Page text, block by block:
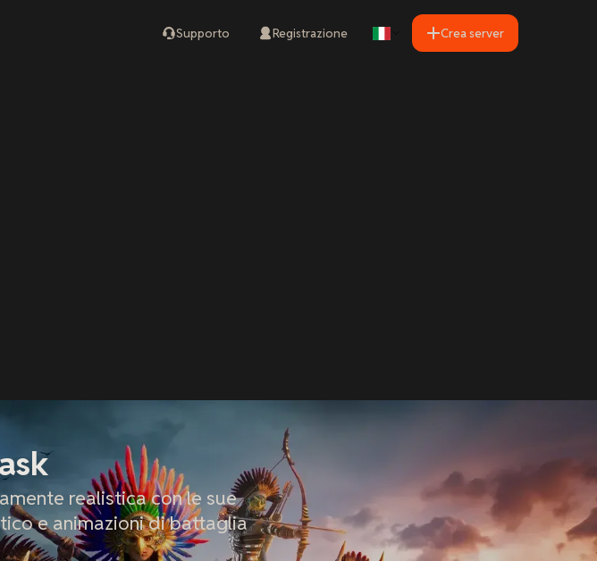
Supporto Registrazione Crea server
realistica con le sue
e animazioni di battaglia